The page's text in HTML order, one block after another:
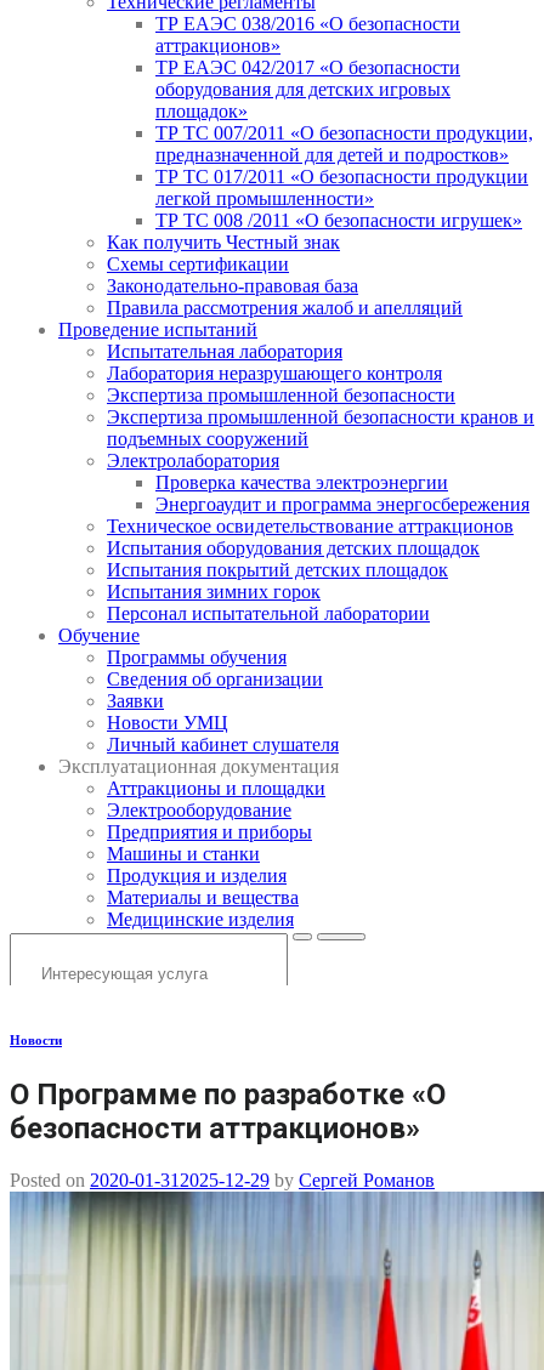
ТР ЕАЭС 038/2016 «О безопасности
аттракционов»
ТР ЕАЭС 042/2017 «О безопасности
оборудования для детских игровых
площадок»
ТР ТС 007/2011 «О безопасности продукции,
предназначенной для детей и подростков»
ТР ТС 017/2011 «О безопасности продукции
легкой промышленности»
ТР ТС 008 /2011 «О безопасности игрушек»
Как получить Честный знак
Схемы сертификации
Законодательно-правовая база
Правила рассмотрения жалоб и апелляций
Проведение испытаний
Испытательная лаборатория
Лаборатория неразрушающего контроля
Экспертиза промышленной безопасности
Экспертиза промышленной безопасности кранов и
подъемных сооружений
Электролаборатория
Проверка качества электроэнергии
Энергоаудит и программа энергосбережения
Техническое освидетельствование аттракционов
Испытания оборудования детских площадок
Испытания покрытий детских площадок
Испытания зимних горок
Персонал испытательной лаборатории
Обучение
Программы обучения
Сведения об организации
Заявки
Новости УМЦ
Личный кабинет слушателя
Эксплуатационная документация
Аттракционы и площадки
Электрооборудование
Предприятия и приборы
Машины и станки
Продукция и изделия
Материалы и вещества
Медицинские изделия
Новости
О Программе по разработке «О
безопасности аттракционов»
Posted on 2020-01-31 2025-12-29 by Сергей Романов